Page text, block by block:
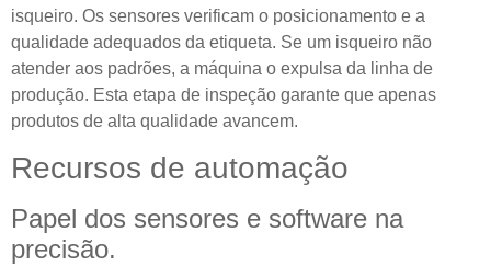
isqueiro. Os sensores verificam o posicionamento e a
qualidade adequados da etiqueta. Se um isqueiro não
atender aos padrões, a máquina o expulsa da linha de
produção. Esta etapa de inspeção garante que apenas
produtos de alta qualidade avancem.
Recursos de automação
Papel dos sensores e software na
precisão.